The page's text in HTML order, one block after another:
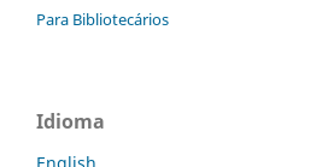
Para Bibliotecários
Idioma
English